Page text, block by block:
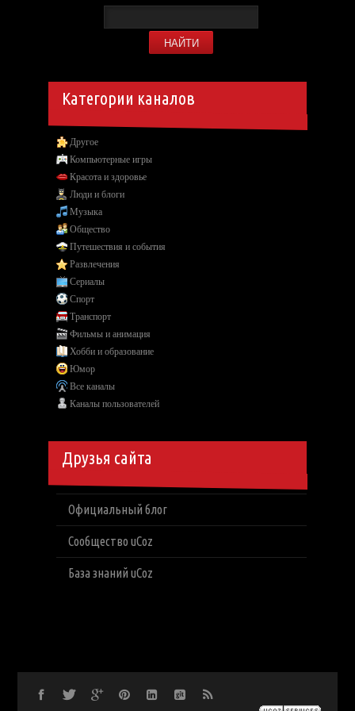
Категории каналов
Другое
Компьютерные игры
Красота и здоровье
Люди и блоги
Музыка
Общество
Путешествия и события
Развлечения
Сериалы
Спорт
Транспорт
Фильмы и анимация
Хобби и образование
Юмор
Все каналы
Каналы пользователей
Друзья сайта
Официальный блог
Сообщество uCoz
База знаний uCoz